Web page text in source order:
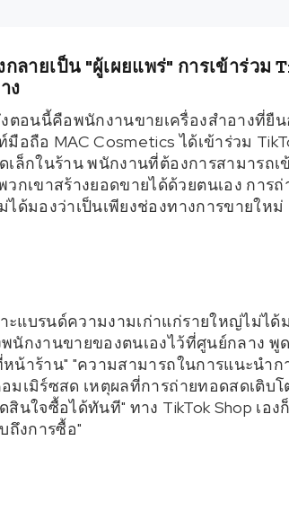
ลายเป็น "ผู้เผยแพร่" การเข้าร่วม
ง
ตอนนี้คือพนักงานขายเครื่องสำอางที่
ถือ MAC Cosmetics ได้เข้าร่วม
ล็กในร้าน พนักงานที่ต้องการสามารถ
เขาสร้างยอดขายได้ด้วยตนเอง การ
ด้มองว่าเป็นเพียงช่องทางการขายให
ะแบรนด์ความงามเก่าแก่รายใหญ่ไม่ไ
นักงานขายของตนเองไว้ที่ศูนย์กลาง พู
น้าร้าน" "ความสามารถในการแนะนำก
มเมิร์ซสด เหตุผลที่การถ่ายทอดสดเติบ
นใจซื้อได้ทันที" ทาง TikTok Shop เอ
ถึงการซื้อ"